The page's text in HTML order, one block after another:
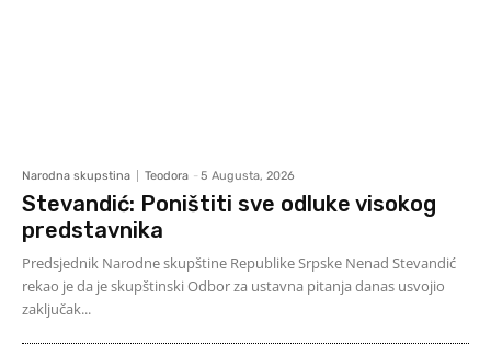
Narodna skupstina Teodora - 5 Augusta, 2026
Stevandić: Poništiti sve odluke visokog
predstavnika
Predsjednik Narodne skupštine Republike Srpske Nenad Stevandić
rekao je da je skupštinski Odbor za ustavna pitanja danas usvojio
zaključak...